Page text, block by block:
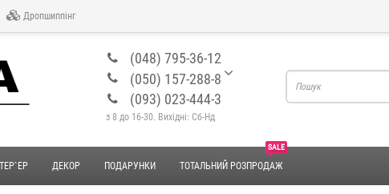
Дропшиппінг
(048) 795-36-12
(050) 157-288-8
(093) 023-444-3
з 8 до 16-30. Вихідні: Сб-Нд
ДЕКОР ПОДАРУНКИ
SALE
ТОТАЛЬНИЙ РОЗПРОДАЖ